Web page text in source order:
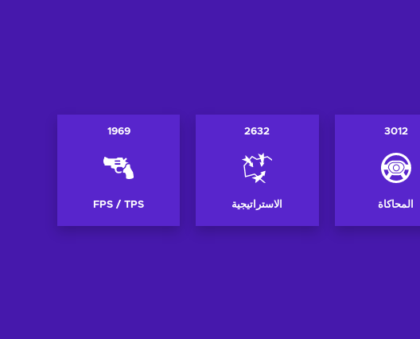
3012
المحاكاة
2632
الاستراتيجية
1969
FPS / TPS